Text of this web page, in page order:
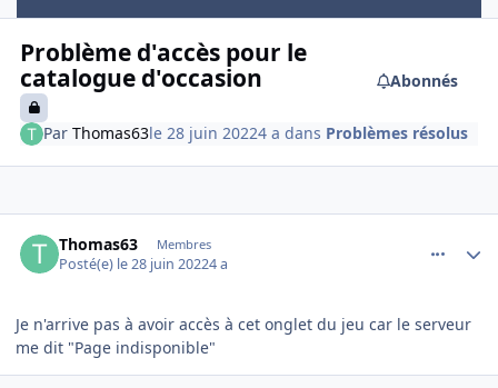
Problème d'accès pour le
catalogue d'occasion
Abonnés
ParThomas63le 28 juin 20224 a dans Problèmes résolus
Thomas63 Membres
Posté(e) le 28 juin 20224 a
Je n'arrive pas à avoir accès à cet onglet du jeu car le serveur
me dit "Page indisponible"